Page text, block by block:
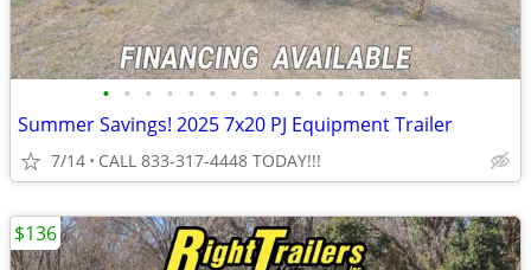
• • • • • • • • • • • • • • • •
Summer Savings! 2025 7x20 PJ Equipment Trailer
7/14 CALL 833-317-4448 TODAY!!!
$136